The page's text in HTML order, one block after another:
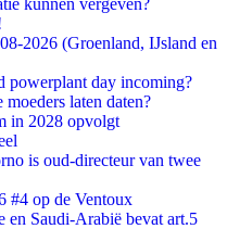
kunnen vergeven?
2026 (Groenland, IJsland en
powerplant day incoming?
laten daten?
in 2028 opvolgt
is oud-directeur van twee
#4 op de Ventoux
en Saudi-Arabië bevat art.5